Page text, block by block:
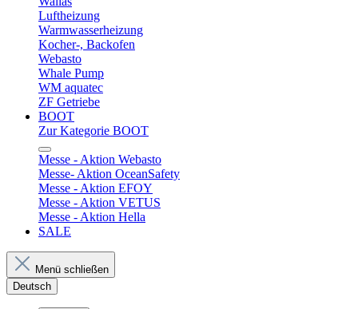
Luftheizung
Warmwasserheizung
Kocher-, Backofen
Webasto
Whale Pump
WM aquatec
ZF Getriebe
BOOT
Zur Kategorie BOOT
Messe - Aktion Webasto
Messe- Aktion OceanSafety
Messe - Aktion EFOY
Messe - Aktion VETUS
Messe - Aktion Hella
SALE
Menü schließen
Deutsch